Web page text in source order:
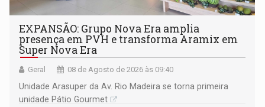
EXPANSÃO: Grupo Nova Era amplia
presença em PVH e transforma Aramix em
Super Nova Era
Geral 08 de Agosto de 2026 às 09:40
Unidade Arasuper da Av. Rio Madeira se torna primeira
unidade Pátio Gourmet